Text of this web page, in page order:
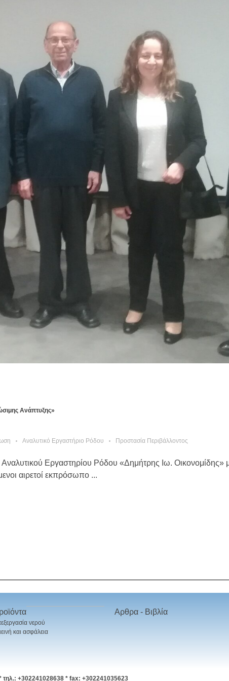
Ανάπτυξης»
Αναλυτικό Εργαστήριο Ρόδου Προστασία Περιβάλλοντος
Εργαστηρίου Ρόδου «Δημήτρης Ιω. Οικονομίδης»
αιρετοί εκπρόσωπο ...
νερού
και ασφάλεια
Αρθρα - Βιβλία
+302241028638 * fax: +302241035623